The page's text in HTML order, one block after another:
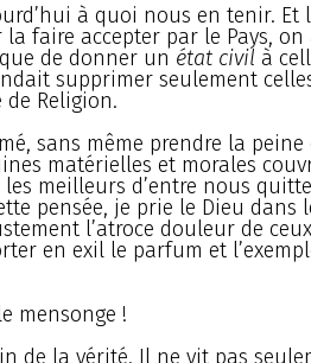
à quoi nous en tenir. Et
faire accepter par le Pays, on
de donner un état civil à
supprimer seulement
Religion.
sans même prendre la peine
matérielles et morales
les meilleurs d’entre nous
pensée, je prie le Dieu dans
l’atroce douleur de
en exil le parfum et
mensonge !
de la vérité. Il ne vit pas